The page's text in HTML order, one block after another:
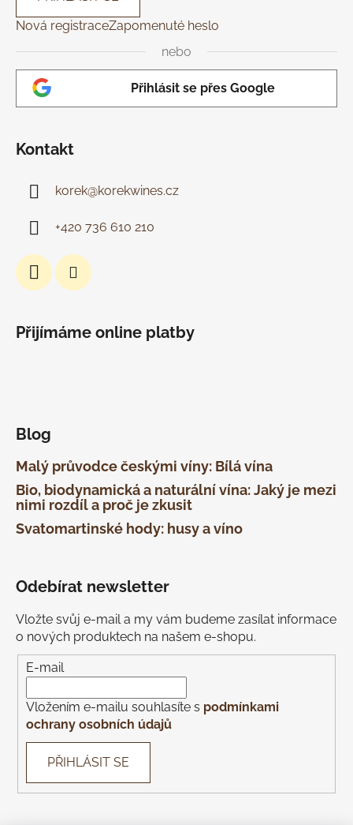
Nová registraceZapomenuté heslo
nebo
Přihlásit se přes Google
Kontakt
korek@korekwines.cz
+420 736 610 210
Přijímáme online platby
Blog
Malý průvodce českými víny: Bílá vína
Bio, biodynamická a naturální vína: Jaký je mezi
nimi rozdíl a proč je zkusit
Svatomartinské hody: husy a víno
Odebírat newsletter
Vložte svůj e-mail a my vám budeme zasílat informace
o nových produktech na našem e-shopu.
E-mail
Vložením e-mailu souhlasíte s podmínkami
ochrany osobních údajů
PŘIHLÁSIT SE